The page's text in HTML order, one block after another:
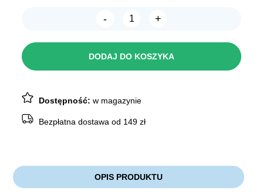
-
ilość
kiełbaski
+
DODAJ DO KOSZYKA
Dostępność:w magazynie
Bezpłatna dostawa od 149 zł
OPIS PRODUKTU